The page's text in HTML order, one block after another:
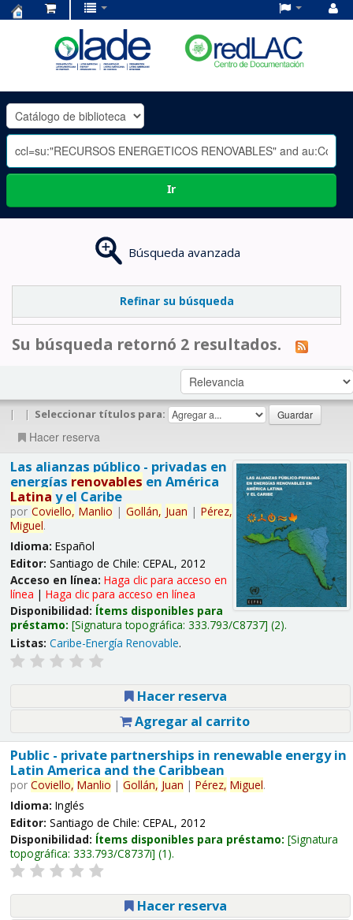
OLADE
-
Ir
Búsqueda avanzada
Refinar su búsqueda
Su búsqueda retornó 2 resultados.
| | Seleccionar títulos para:
Hacer reserva
Las alianzas público - privadas en
energías renovables en América
Latina y el Caribe
por Coviello, Manlio | Gollán, Juan | Pérez,
Miguel.
Idioma: Español
Editor: Santiago de Chile: CEPAL, 2012
Acceso en línea: Haga clic para acceso en
línea | Haga clic para acceso en línea
Disponibilidad: Ítems disponibles para
préstamo: Signatura topográfica: 333.793/C8737 (2).
Listas: Caribe-Energía Renovable.
Hacer reserva
Agregar al carrito
Public - private partnerships in renewable energy in
Latin America and the Caribbean
por Coviello, Manlio | Gollán, Juan | Pérez, Miguel.
Idioma: Inglés
Editor: Santiago de Chile: CEPAL, 2012
Disponibilidad: Ítems disponibles para préstamo: Signatura
topográfica: 333.793/C8737i (1).
Hacer reserva